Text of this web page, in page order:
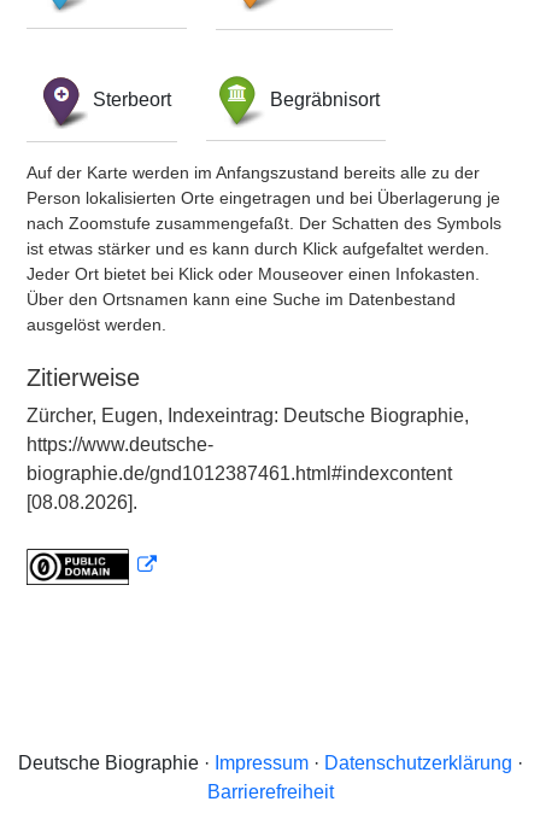
Sterbeort Begräbnisort
Auf der Karte werden im Anfangszustand bereits alle zu der
Person lokalisierten Orte eingetragen und bei Überlagerung je
nach Zoomstufe zusammengefaßt. Der Schatten des Symbols
ist etwas stärker und es kann durch Klick aufgefaltet werden.
Jeder Ort bietet bei Klick oder Mouseover einen Infokasten.
Über den Ortsnamen kann eine Suche im Datenbestand
ausgelöst werden.
Zitierweise
Zürcher, Eugen, Indexeintrag: Deutsche Biographie,
https://www.deutsche-
biographie.de/gnd1012387461.html#indexcontent
[08.08.2026].
Deutsche Biographie · Impressum· Datenschutzerklärung ·
Barrierefreiheit